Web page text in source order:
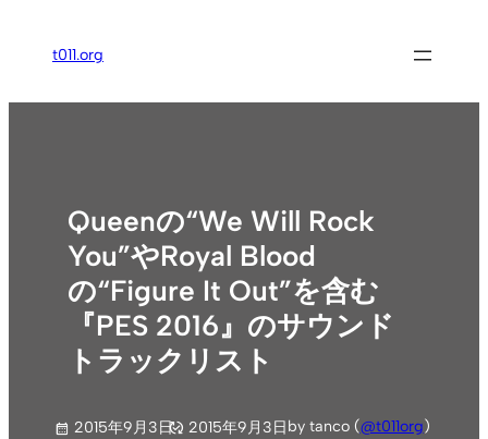
ス
t011.org
Queenの“We Will Rock
You”やRoyal Blood
の“Figure It Out”を含む
『PES 2016』のサウンド
トラックリスト
2015年9月3日 2015年9月3日by tanco (@t011org)